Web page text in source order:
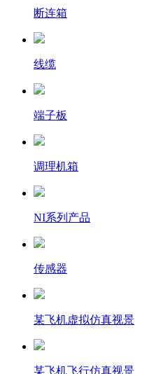
断连箱
线缆
端子板
调理机箱
NI系列产品
传感器
某飞机虚拟仿真视景
某飞机飞行仿真视景